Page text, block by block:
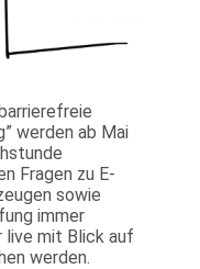
werden ab Mai
Fragen zu E-
sowie
immer
live mit Blick auf
werden.